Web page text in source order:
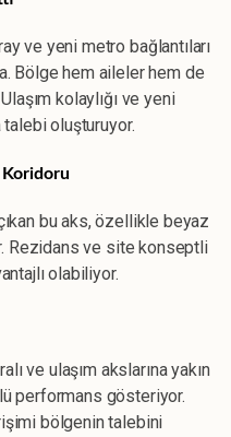
ve yeni metro bağlantıları
Bölge hem aileler hem de
kolaylığı ve yeni
oluşturuyor.
Koridoru
bu aks, özellikle beyaz
Rezidans ve site konseptli
olabiliyor.
ve ulaşım akslarına yakın
performans gösteriyor.
bölgenin talebini